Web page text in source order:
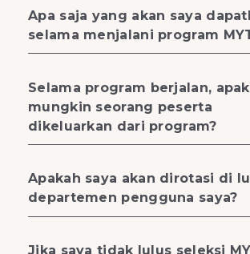
Apa saja yang akan saya
selama menjalani program
Selama program berjalan,
mungkin seorang peserta
dikeluarkan dari program?
Apakah saya akan dirotasi di
departemen pengguna saya?
Jika saya tidak lulus seleksi